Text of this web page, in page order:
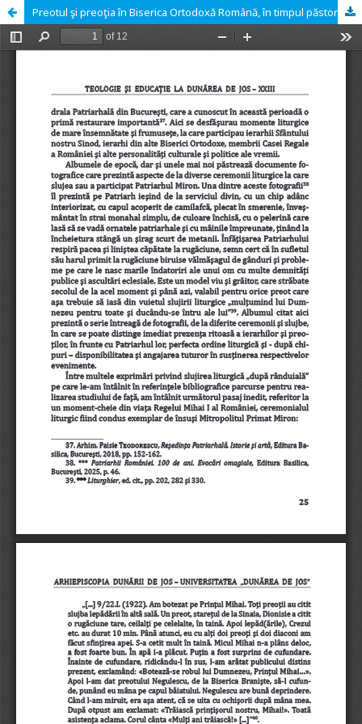
Preotul şi preoţia în Biserica Ortodoxă Română, în timpul păstoririi Patriarhului Miron Cristea